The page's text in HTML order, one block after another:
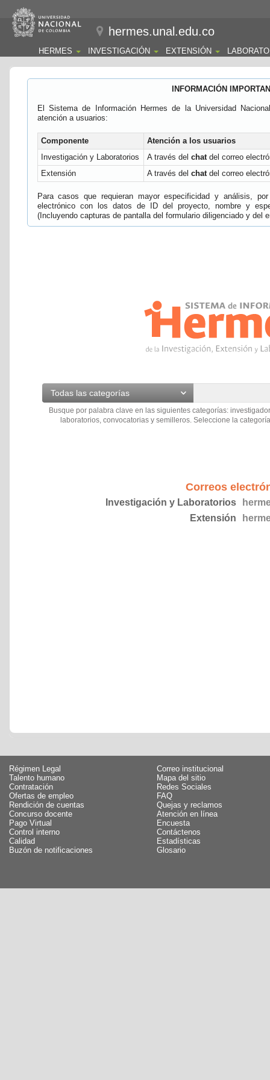
hermes.unal.edu.co
HERMES INVESTIGACIÓN EXTENSIÓN
INFORMACIÓN
El Sistema de Información Hermes de la Universidad
atención a usuarios:
Componente
Atención a los usuarios
Investigación y Laboratorios
A través del chatdel correo
Extensión
A través del chatdel correo
Para casos que requieran mayor especificidad y análisis,
electrónico con los datos de ID del proyecto, nombre y
(Incluyendo capturas de pantalla del formulario diligenciado y del
Todas las categorías
Busque por palabra clave en las siguientes categorías:
laboratorios, convocatorias y semilleros. Seleccione la
Correos
Investigación y Laboratorios
Extensión
Régimen Legal
Talento humano
Contratación
Ofertas de empleo
Rendición de cuentas
Concurso docente
Pago Virtual
Control interno
Calidad
Buzón de notificaciones
Correo institucional
Mapa del sitio
Redes Sociales
FAQ
Quejas y reclamos
Atención en línea
Encuesta
Contáctenos
Estadísticas
Glosario